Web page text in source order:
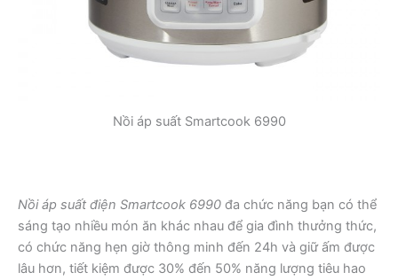
Nồi áp suất Smartcook 6990
Nồi áp suất điện Smartcook 6990 đa chức năng bạn có thể
sáng tạo nhiều món ăn khác nhau để gia đình thưởng thức,
có chức năng hẹn giờ thông minh đến 24h và giữ ấm được
lâu hơn, tiết kiệm được 30% đến 50% năng lượng tiêu hao